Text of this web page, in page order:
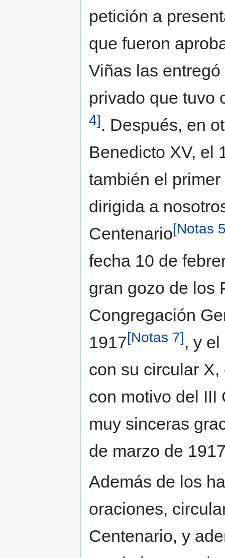
petición a
que fueron
Viñas las
privado que tuvo
4]. Después, en
Benedicto XV, el
también el
dirigida a
Centenario[Notas
fecha 10 de
gran gozo de los
Congregación
1917[Notas 7], y
con su circular
con motivo del III
muy sinceras
de marzo de
Además de los
oraciones,
Centenario, y